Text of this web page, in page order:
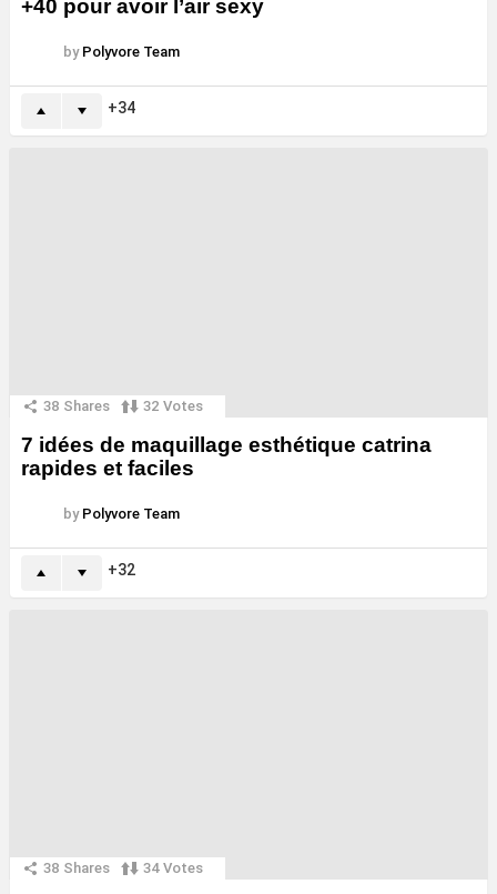
+40 pour avoir l’air sexy
by Polyvore Team
34
38 Shares 32 Votes
7 idées de maquillage esthétique catrina
rapides et faciles
by Polyvore Team
32
38 Shares 34 Votes